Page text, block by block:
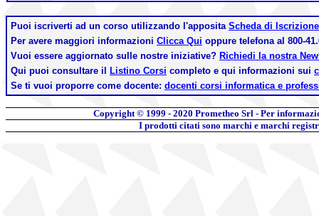
Puoi iscriverti ad un corso utilizzando l'apposita Scheda di Iscrizione
Per avere maggiori informazioni Clicca Qui oppure telefona al 800-
Vuoi essere aggiornato sulle nostre iniziative? Richiedi la nostra
Qui puoi consultare il
Listino Corsi completo e qui informazioni sui
Se ti vuoi proporre come docente: docenti corsi informatica e
Copyright © 1999 - 2020 Prometheo Srl - Per
I prodotti citati sono marchi e marchi